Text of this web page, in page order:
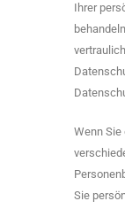
Ihrer
Wenn
Sie